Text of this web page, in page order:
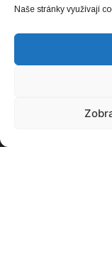
Naše stránky využívají